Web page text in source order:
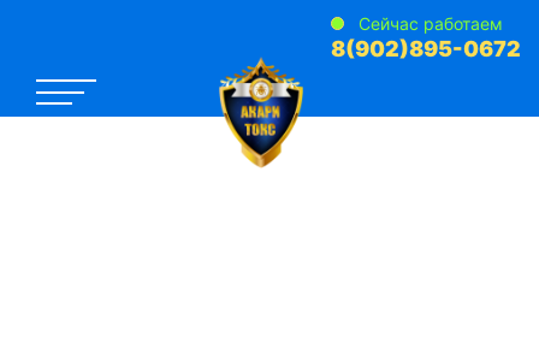
Сейчас работаем
8(902)895-0672